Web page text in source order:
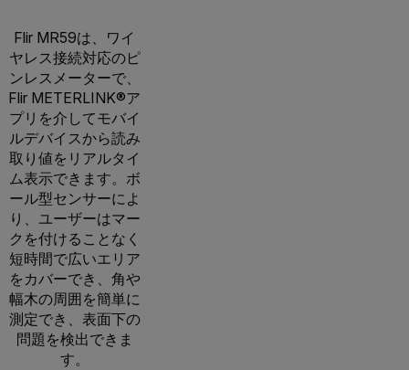
Flir MR59は、ワイ
ヤレス接続対応のピ
ンレスメーターで、
Flir METERLINK®ア
プリを介してモバイ
ルデバイスから読み
取り値をリアルタイ
ム表示できます。ボ
ール型センサーによ
り、ユーザーはマー
クを付けることなく
短時間で広いエリア
をカバーでき、角や
幅木の周囲を簡単に
測定でき、表面下の
問題を検出できま
す。